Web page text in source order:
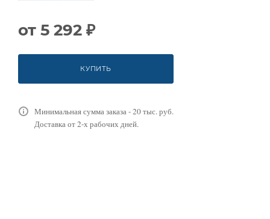
от 5 292 ₽
КУПИТЬ
Минимальная сумма заказа - 20 тыс. руб.
Доставка от 2-х рабочих дней.